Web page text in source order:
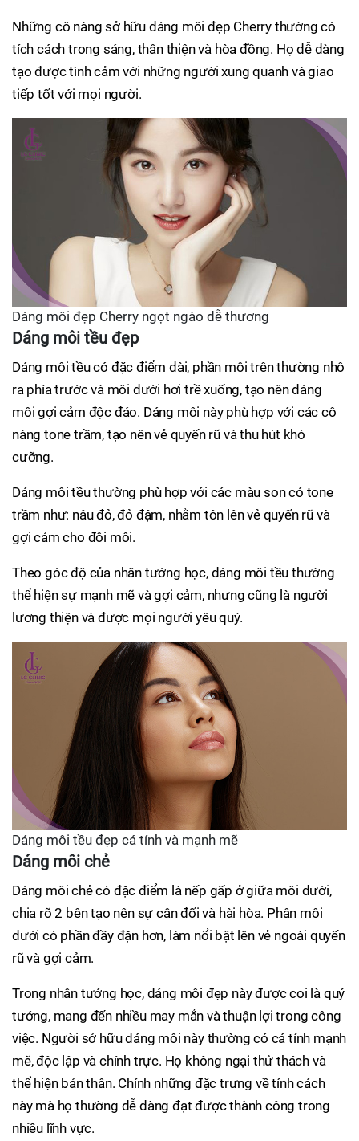
Những cô nàng sở hữu dáng môi đẹp Cherry thường có
tích cách trong sáng, thân thiện và hòa đồng. Họ dễ dàng
tạo được tình cảm với những người xung quanh và giao
tiếp tốt với mọi người.
Dáng môi đẹp Cherry ngọt ngào dễ thương
Dáng môi tều đẹp
Dáng môi tều có đặc điểm dài, phần môi trên thường nhô
ra phía trước và môi dưới hơi trề xuống, tạo nên dáng
môi gợi cảm độc đáo. Dáng môi này phù hợp với các cô
nàng tone trầm, tạo nên vẻ quyến rũ và thu hút khó
cưỡng.
Dáng môi tều thường phù hợp với các màu son có tone
trầm như: nâu đỏ, đỏ đậm, nhằm tôn lên vẻ quyến rũ và
gợi cảm cho đôi môi.
Theo góc độ của nhân tướng học, dáng môi tều thường
thể hiện sự mạnh mẽ và gợi cảm, nhưng cũng là người
lương thiện và được mọi người yêu quý.
Dáng môi tều đẹp cá tính và mạnh mẽ
Dáng môi chẻ
Dáng môi chẻ có đặc điểm là nếp gấp ở giữa môi dưới,
chia rõ 2 bên tạo nên sự cân đối và hài hòa. Phân môi
dưới có phần đầy đặn hơn, làm nổi bật lên vẻ ngoài quyến
rũ và gợi cảm.
Trong nhân tướng học, dáng môi đẹp này được coi là quý
tướng, mang đến nhiều may mắn và thuận lợi trong công
việc. Người sở hữu dáng môi này thường có cá tính mạnh
mẽ, độc lập và chính trực. Họ không ngại thử thách và
thể hiện bản thân. Chính những đặc trưng về tính cách
này mà họ thường dễ dàng đạt được thành công trong
nhiều lĩnh vực.